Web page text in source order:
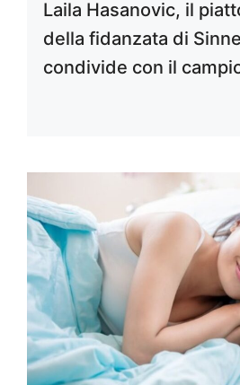
Laila Hasanovic, il
della fidanzata di
condivide con il